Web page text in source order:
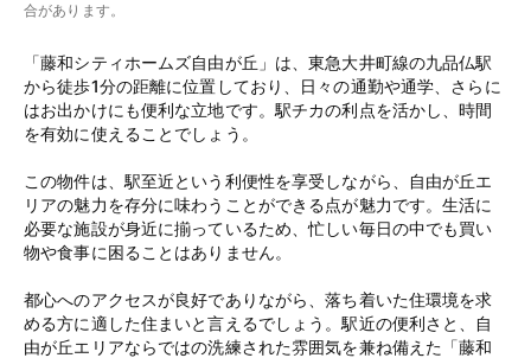
合があります。
「藤和シティホームズ自由が丘」は、東急大井町線の九品仏駅
から徒歩1分の距離に位置しており、日々の通勤や通学、さらに
はお出かけにも便利な立地です。駅チカの利点を活かし、時間
を有効に使えることでしょう。
この物件は、駅至近という利便性を享受しながら、自由が丘エ
リアの魅力を存分に味わうことができる点が魅力です。生活に
必要な施設が身近に揃っているため、忙しい毎日の中でも買い
物や食事に困ることはありません。
都心へのアクセスが良好でありながら、落ち着いた住環境を求
める方に適した住まいと言えるでしょう。駅近の便利さと、自
由が丘エリアならではの洗練された雰囲気を兼ね備えた「藤和